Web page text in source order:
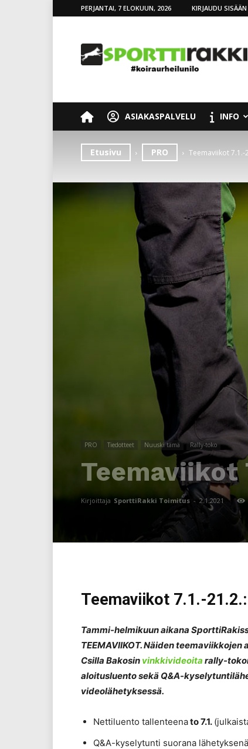
PERJANTAI, 7 ELOKUUN, 2026 KIRJAUDU SISÄÄN
ASIAKASPALVELU INFO
Etusivu PRO Teemaviikot 7.1.-
PRO Tiedotteet Nuuski tämä Rally-toko
Teemaviikot
Kirjoittaja SporttiRakki Toimitus - 2.1.2021
Teemaviikot 7.1.-
Tammi-helmikuun aikana
TEEMAVIIKOT. Näiden
Csilla Bakosin vinkkivideoita rally-
aloitusluento sekä Q&A-
videolähetyksessä.
Nettiluento tallenteenato 7.1.
Q&A-kyselytunti suorana lähetyksenä